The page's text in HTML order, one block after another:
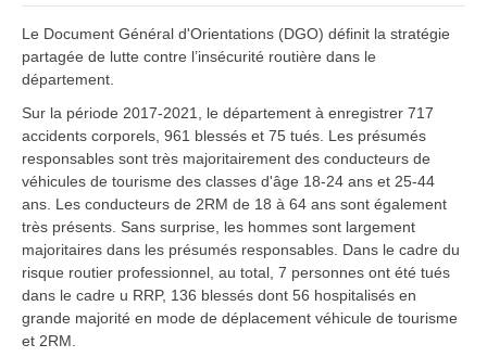
Le Document Général d'Orientations (DGO) définit la stratégie
partagée de lutte contre l’insécurité routière dans le
département.
Sur la période 2017-2021, le département à enregistrer 717
accidents corporels, 961 blessés et 75 tués. Les présumés
responsables sont très majoritairement des conducteurs de
véhicules de tourisme des classes d'âge 18-24 ans et 25-44
ans. Les conducteurs de 2RM de 18 à 64 ans sont également
très présents. Sans surprise, les hommes sont largement
majoritaires dans les présumés responsables. Dans le cadre du
risque routier professionnel, au total, 7 personnes ont été tués
dans le cadre u RRP, 136 blessés dont 56 hospitalisés en
grande majorité en mode de déplacement véhicule de tourisme
et 2RM.